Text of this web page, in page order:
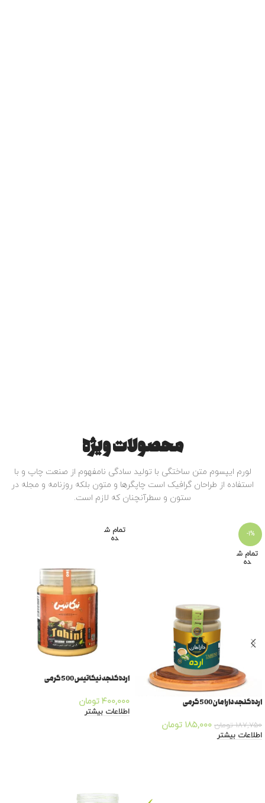
محصولات ویژه
لورم ایپسوم متن ساختگی با تولید سادگی نامفهوم از صنعت چاپ و با
استفاده از طراحان گرافیک است چاپگرها و متون بلکه روزنامه و مجله در
ستون و سطرآنچنان که لازم است.
-1%
تمام ش
ده
ارده کنجد دارامان 500 گرمی
۱۸۷,۷۵۰ تومان ۱۸۵,۰۰۰ تومان
اطلاعات بیشتر
تمام ش
ده
ارده کنجد نیکاتیس 500 گرمی
۴۰۰,۰۰۰ تومان
اطلاعات بیشتر